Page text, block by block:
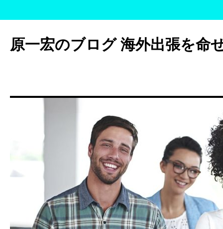
テ
ン
ッ
原一宏のブログ 海外出張を命